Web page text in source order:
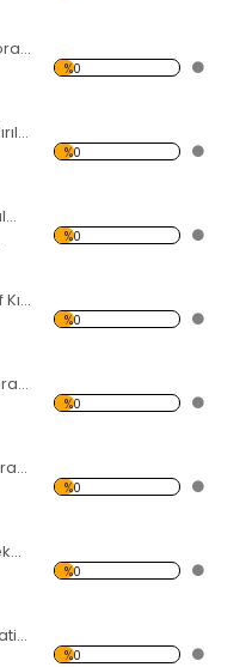
Tek Boynuzlu At Dekoratif Kırılmaz Ayna
%0
Uçan Peri Dekoratif Kırılmaz Ayna
%0
2 Ördek Dekoratif Kırılmaz Ayna
%0
Dişlek Surat Dekoratif Kırılmaz Ayna
%0
Yelkenli Sandal Dekoratif Kırılmaz Ayna
%0
Şaha Kalkan At Dekoratif Kırılmaz Ayna
%0
Daire İçindeki Taç Dekoratif Kırılmaz Ayna
%0
Deniz Kabuğu Dekoratif Kırılmaz Ayna
%0